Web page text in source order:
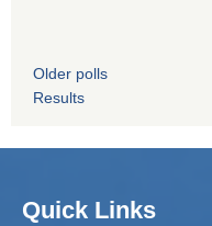
Older polls
Results
Quick Links